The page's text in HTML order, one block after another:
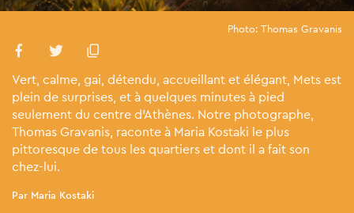
Photo: Thomas Gravanis
Vert, calme, gai, détendu, accueillant et élégant, Mets est
plein de surprises, et à quelques minutes à pied
seulement du centre d'Athènes. Notre photographe,
Thomas Gravanis, raconte à Maria Kostaki le plus
pittoresque de tous les quartiers et dont il a fait son
chez-lui.
Par Maria Kostaki